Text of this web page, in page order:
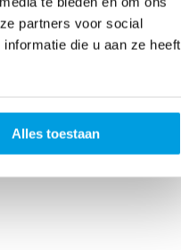
partners voor social
die u aan ze heeft
Alles toestaan